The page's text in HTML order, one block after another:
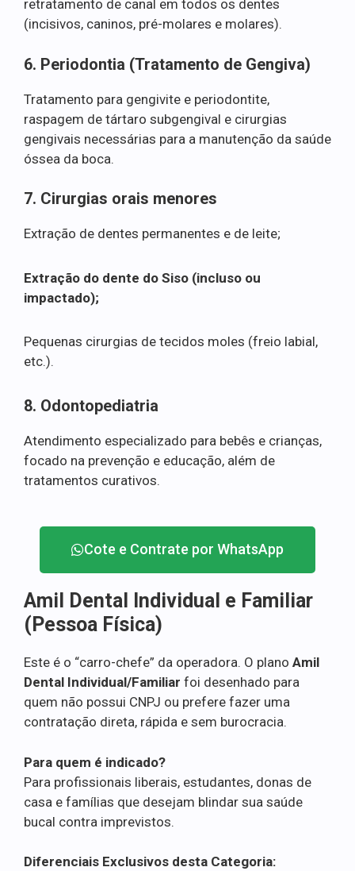
retratamento de canal em todos os dentes
(incisivos, caninos, pré-molares e molares).
6. Periodontia (Tratamento de Gengiva)
Tratamento para gengivite e periodontite,
raspagem de tártaro subgengival e cirurgias
gengivais necessárias para a manutenção da saúde
óssea da boca.
7. Cirurgias orais menores
Extração de dentes permanentes e de leite;
Extração do dente do Siso (incluso ou
impactado);
Pequenas cirurgias de tecidos moles (freio labial,
etc.).
8. Odontopediatria
Atendimento especializado para bebês e crianças,
focado na prevenção e educação, além de
tratamentos curativos.
Cote e Contrate por WhatsApp
Amil Dental Individual e Familiar
(Pessoa Física)
Este é o “carro-chefe” da operadora. O plano Amil
Dental Individual/Familiar foi desenhado para
quem não possui CNPJ ou prefere fazer uma
contratação direta, rápida e sem burocracia.
Para quem é indicado?
Para profissionais liberais, estudantes, donas de
casa e famílias que desejam blindar sua saúde
bucal contra imprevistos.
Diferenciais Exclusivos desta Categoria: